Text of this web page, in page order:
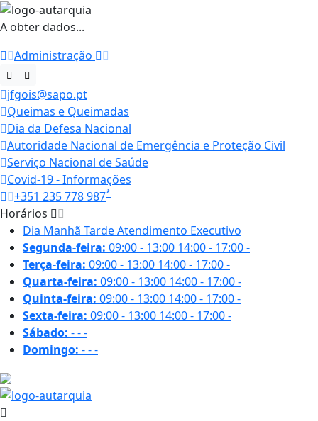
A obter dados...
Administração
jfgois@sapo.pt
Queimas e Queimadas
Dia da Defesa Nacional
Autoridade Nacional de Emergência e Proteção Civil
Serviço Nacional de Saúde
Covid-19 - Informações
+351 235 778 987*
Horários
Dia Manhã TardeAtendimento Executivo
Segunda-feira: 09:00 - 13:00 14:00 - 17:00-
Terça-feira: 09:00 - 13:00 14:00 - 17:00-
Quarta-feira: 09:00 - 13:00 14:00 - 17:00-
Quinta-feira: 09:00 - 13:00 14:00 - 17:00-
Sexta-feira: 09:00 - 13:00 14:00 - 17:00-
Sábado: ---
Domingo: ---